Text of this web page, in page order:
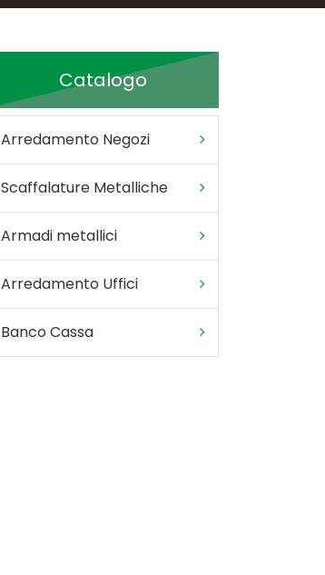
Catalogo
Arredamento Negozi
Scaffalature Metalliche
Armadi metallici
Arredamento Uffici
Banco Cassa